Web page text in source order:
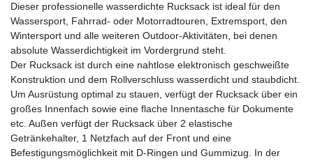
Dieser professionelle wasserdichte Rucksack ist ideal für den
Wassersport, Fahrrad- oder Motorradtouren, Extremsport, den
Wintersport und alle weiteren Outdoor-Aktivitäten, bei denen
absolute Wasserdichtigkeit im Vordergrund steht.
Der Rucksack ist durch eine nahtlose elektronisch geschweißte
Konstruktion und dem Rollverschluss wasserdicht und staubdicht.
Um Ausrüstung optimal zu stauen, verfügt der Rucksack über ein
großes Innenfach sowie eine flache Innentasche für Dokumente
etc. Außen verfügt der Rucksack über 2 elastische
Getränkehalter, 1 Netzfach auf der Front und eine
Befestigungsmöglichkeit mit D-Ringen und Gummizug. In der